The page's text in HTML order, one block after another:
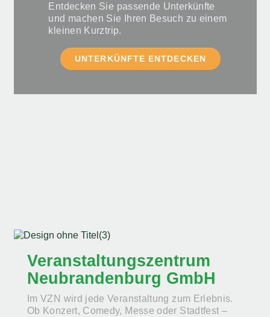
Entdecken Sie passende Unterkünfte
und machen Sie Ihren Besuch zu einem
kleinen Kurztrip.
UNTERKÜNFTE ENTDECKEN
Veranstaltungszentrum
Neubrandenburg GmbH
Im VZN wird jede Veranstaltung zum Erlebnis.
Ob Konzert, Comedy, Messe oder Stadtfest –